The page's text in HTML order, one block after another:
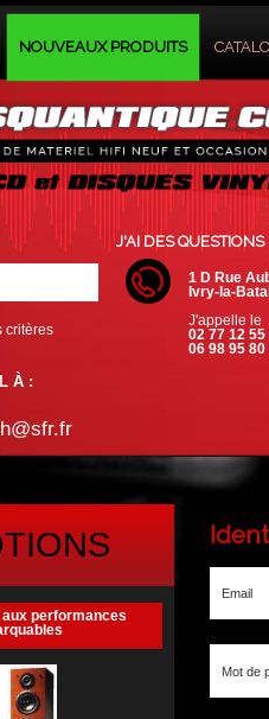
NOUVEAUX PRODUITS
critères
J'AI DES QUESTIONS
1 D Rue
Ivry-la-
J'appelle le
02 77 12 55
06 98 95 80
À :
performances
Email
Mot de